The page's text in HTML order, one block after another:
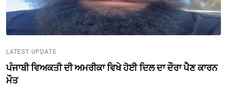
LATEST UPDATE
ਪੰਜਾਬੀ ਵਿਅਕਤੀ ਦੀ ਅਮਰੀਕਾ ਵਿਖੇ ਹੋਈ ਦਿਲ ਦਾ ਦੌਰਾ ਪੈਣ ਕਾਰਨ
ਮੌਤ